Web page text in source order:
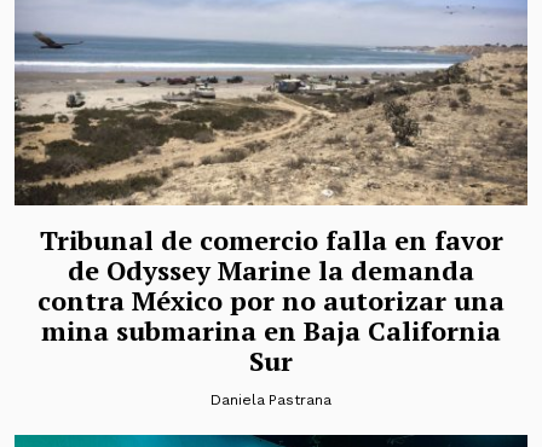
Tribunal de comercio falla en favor
de Odyssey Marine la demanda
contra México por no autorizar una
mina submarina en Baja California
Sur
Daniela Pastrana